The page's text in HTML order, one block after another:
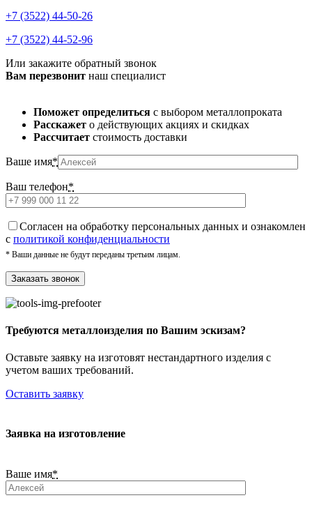
+7 (3522) 44-50-26
+7 (3522) 44-52-96
Или закажите обратный звонок
Вам перезвонит наш специалист
Поможет определиться с выбором металлопроката
Расскажет о действующих акциях и скидках
Рассчитает стоимость доставки
Ваше имя*
Ваш телефон*
Cогласен на обработку персональных данных и ознакомлен
с политикой конфиденциальности
* Ваши данные не будут переданы третьим лицам.
Требуются металлоизделия по Вашим эскизам?
Оставьте заявку на изготовят нестандартного изделия с
учетом ваших требований.
Оставить заявку
Заявка на изготовление
Ваше имя*